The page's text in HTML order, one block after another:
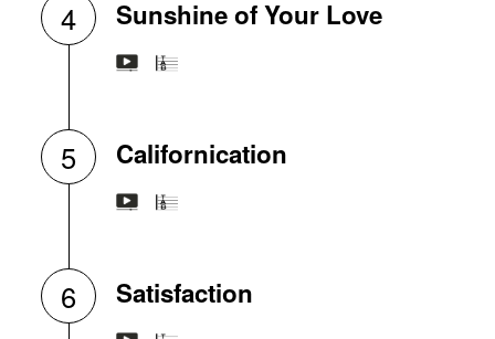
4 Sunshine of Your Love
5 Californication
6 Satisfaction